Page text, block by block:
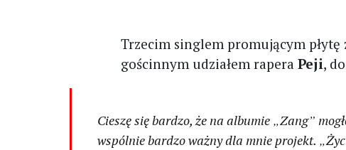
Trzecim singlem promującym płytę
gościnnym udziałem raperaPeji,
Cieszę się bardzo, że na albumie „Zang”
wspólnie bardzo ważny dla mnie projekt. „